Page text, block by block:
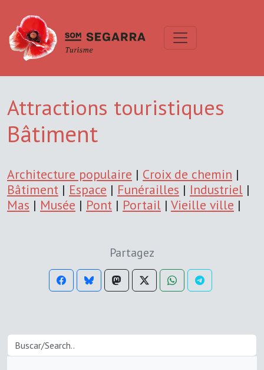
Attractions touristiques
Bâtiment
Architecture populaire | Croix de chemin |
Bâtiment | Espace | Funérailles | Industriel |
Mas | Musée | Pont | Portail | Vieille ville |
Partagez